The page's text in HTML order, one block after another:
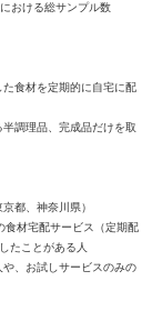
おける総サンプル数
食材を定期的に自宅に配
調理品、完成品だけを取
都、神奈川県）
食材宅配サービス（定期配
たことがある人
、お試しサービスのみの